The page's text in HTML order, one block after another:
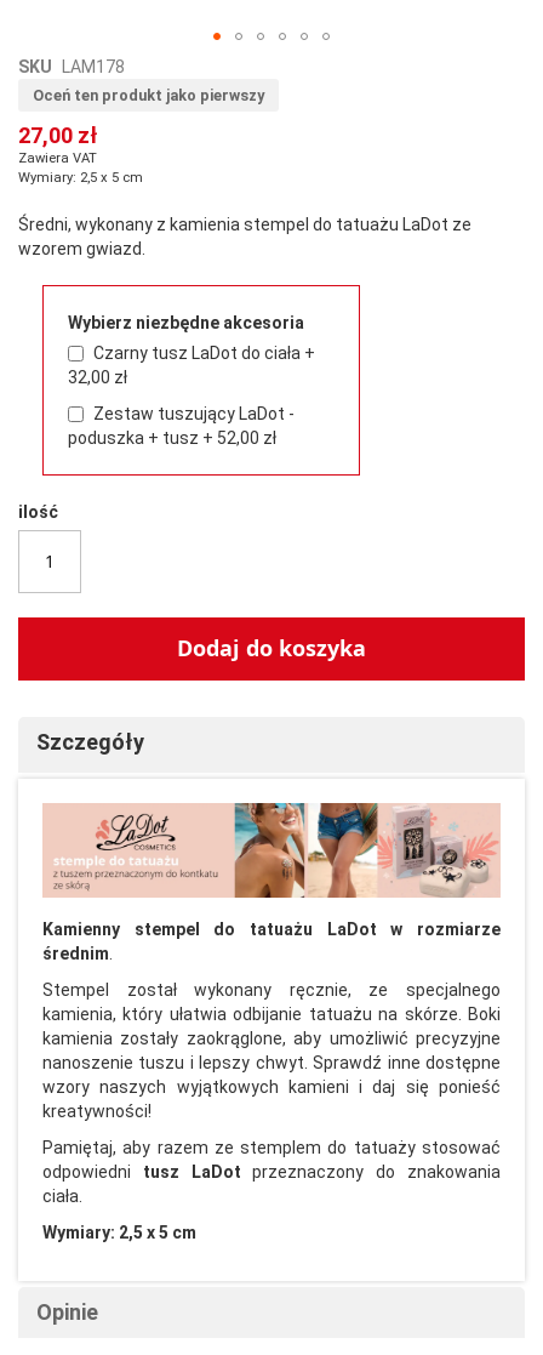
Przejdź
na
galerii
SKU LAM178
Oceń ten produkt jako pierwszy
27,00 zł
Zawiera VAT
Wymiary: 2,5 x 5 cm
Średni, wykonany z kamienia stempel do tatuażu LaDot ze
wzorem gwiazd.
Wybierz niezbędne akcesoria
Czarny tusz LaDot do ciała +
32,00 zł
Zestaw tuszujący LaDot -
poduszka + tusz + 52,00 zł
ilość
Dodaj do koszyka
Szczegóły
Kamienny stempel do tatuażu LaDot w rozmiarze
średnim.
Stempel został wykonany ręcznie, ze specjalnego
kamienia, który ułatwia odbijanie tatuażu na skórze. Boki
kamienia zostały zaokrąglone, aby umożliwić precyzyjne
nanoszenie tuszu i lepszy chwyt. Sprawdź inne dostępne
wzory naszych wyjątkowych kamieni i daj się ponieść
kreatywności!
Pamiętaj, aby razem ze stemplem do tatuaży stosować
odpowiedni tusz LaDot przeznaczony do znakowania
ciała.
Wymiary: 2,5 x 5 cm
Opinie